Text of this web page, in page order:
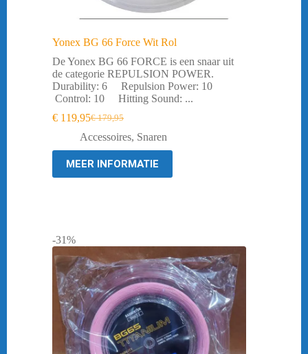
Yonex BG 66 Force Wit Rol
De Yonex BG 66 FORCE is een snaar uit
de categorie REPULSION POWER.
Durability: 6 Repulsion Power: 10
Control: 10 Hitting Sound: ...
€179,95
Oorspronkelijke
prijs
was:
€ 179,95.
€ 119,95Huidige
prijs
is:
€ 119,95.
Accessoires, Snaren
MEER INFORMATIE
-31%